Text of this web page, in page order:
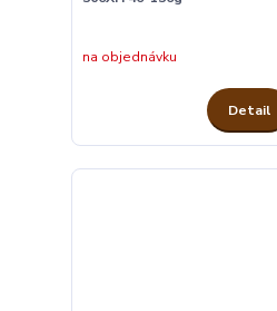
na objednávku
Detail